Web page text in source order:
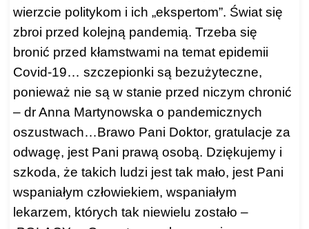
wierzcie politykom i ich „ekspertom”. Świat się
zbroi przed kolejną pandemią. Trzeba się
bronić przed kłamstwami na temat epidemii
Covid-19… szczepionki są bezużyteczne,
ponieważ nie są w stanie przed niczym chronić
– dr Anna Martynowska o pandemicznych
oszustwach…Brawo Pani Doktor, gratulacje za
odwagę, jest Pani prawą osobą. Dziękujemy i
szkoda, że takich ludzi jest tak mało, jest Pani
wspaniałym człowiekiem, wspaniałym
lekarzem, których tak niewielu zostało –